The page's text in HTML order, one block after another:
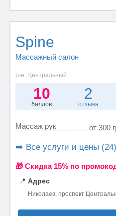
Spine
Массажный салон
р-н. Центральный
10
баллов
2
отзыва
Массаж рук от 300
➡️ Все услуги и цены (24)
🎁 Cкидка 15% по
📍 Адрес
Николаев, проспект